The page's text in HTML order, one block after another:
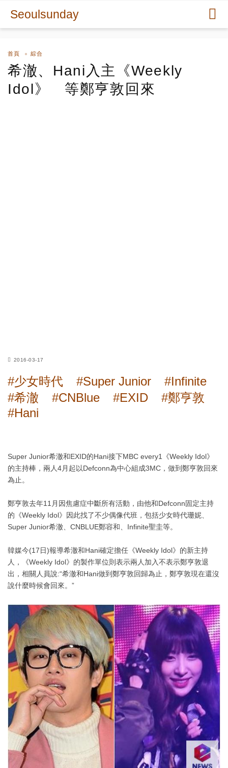
Seoulsunday
首頁 綜合
希澈、Hani入主《Weekly
Idol》 等鄭亨敦回來
2016-03-17
#少女時代 #Super Junior
#Infinite
#希澈
#CNBlue #EXID
#鄭亨敦
#Hani
Super Junior希澈和EXID的Hani接下MBC every1《Weekly Idol》
的主持棒，兩人4月起以Defconn為中心組成3MC，做到鄭亨敦回來
為止。
鄭亨敦去年11月因焦慮症中斷所有活動，由他和Defconn固定主持
的《Weekly Idol》因此找了不少偶像代班，包括少女時代珊妮、
Super Junior希澈、CNBLUE鄭容和、Infinite聖圭等。
韓媒今(17日)報導希澈和Hani確定擔任《Weekly Idol》的新主持
人，《Weekly Idol》的製作單位則表示兩人加入不表示鄭亨敦退
出，相關人員說:“希澈和Hani做到鄭亨敦回歸為止，鄭亨敦現在還沒
說什麼時候會回來。”